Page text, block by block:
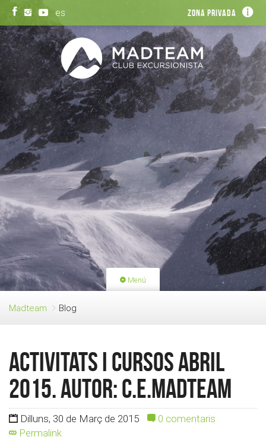
es Zona privada
Menú
PORTADA
FES-TE SOCI
Madteam Blog
Activitats i cursos ABRIL
2015. Autor: c.e.madteam
Dilluns, 30 de Març de 2015
0 comentaris
Permalink